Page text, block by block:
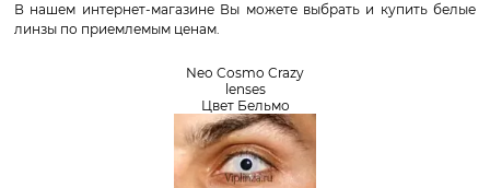
В нашем интернет-магазине Вы можете выбрать и купить белые
линзы по приемлемым ценам.
Neo Cosmo Crazy
lenses
Цвет Бельмо